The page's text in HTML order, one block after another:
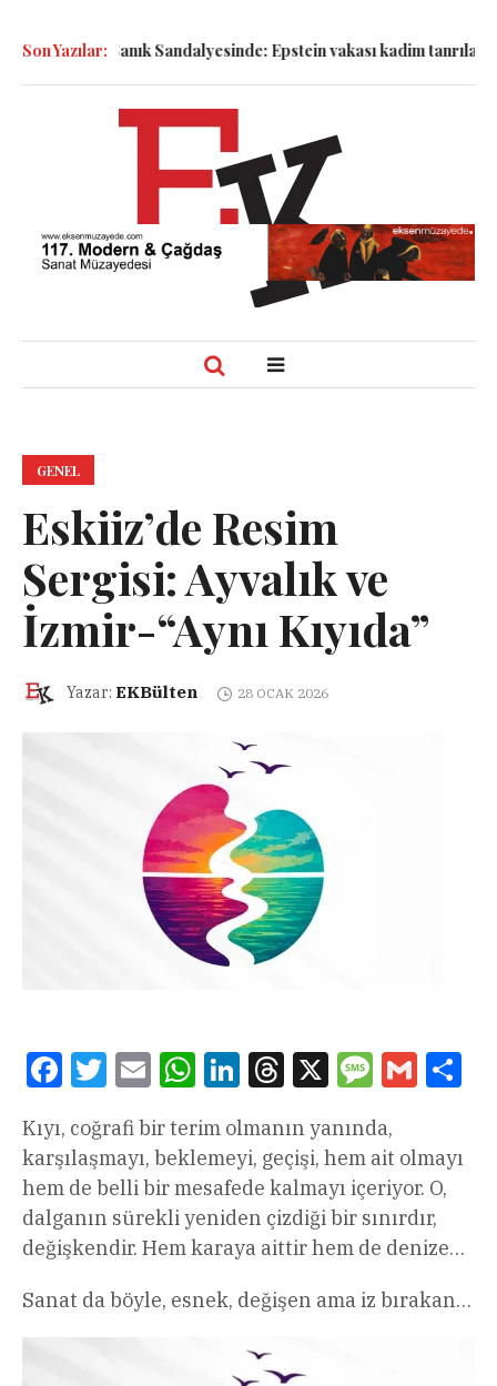
Son Yazılar:Sanık Sandalyesinde: Epstein vakası kadim tanrıları
GENEL
Eskiiz’de Resim
Sergisi: Ayvalık ve
İzmir-“Aynı Kıyıda”
Yazar: EKBülten 28 OCAK 2026
FacebookTwitterEmail WhatsAppLinkedInThreads
X Message
Gmail
Kıyı, coğrafi bir terim olmanın yanında,
karşılaşmayı, beklemeyi, geçişi, hem ait olmayı
hem de belli bir mesafede kalmayı içeriyor. O,
dalganın sürekli yeniden çizdiği bir sınırdır,
değişkendir. Hem karaya aittir hem de denize…
Sanat da böyle, esnek, değişen ama iz bırakan…